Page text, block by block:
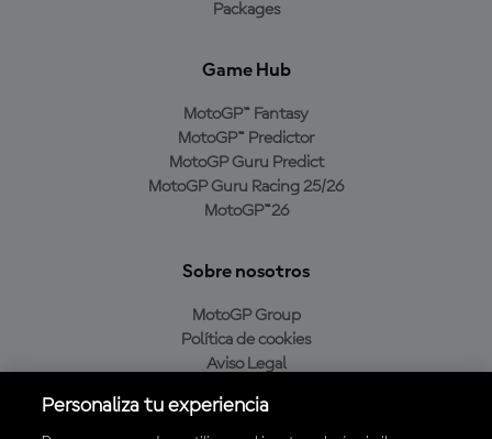
Packages
Game Hub
MotoGP™ Fantasy
MotoGP™ Predictor
MotoGP Guru Predict
MotoGP Guru Racing 25/26
MotoGP™26
Sobre nosotros
MotoGP Group
Política de cookies
Aviso Legal
Política de compra
Personaliza tu experiencia